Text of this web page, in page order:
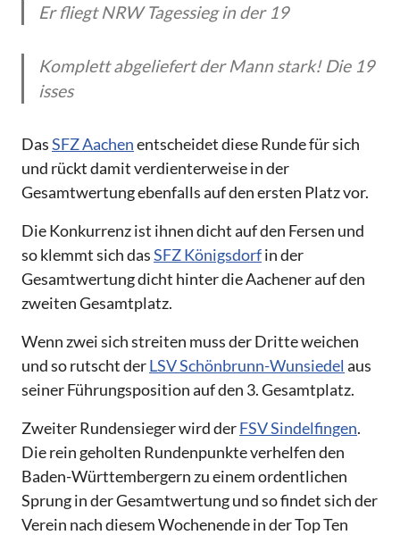
Er fliegt NRW Tagessieg in der 19
Komplett abgeliefert der Mann stark! Die 19
isses
DasSFZ Aachenentscheidet diese Runde für sich
und rückt damit verdienterweise in der
Gesamtwertung ebenfalls auf den ersten Platz vor.
Die Konkurrenz ist ihnen dicht auf den Fersen und
so klemmt sich dasSFZ Königsdorfin der
Gesamtwertung dicht hinter die Aachener auf den
zweiten Gesamtplatz.
Wenn zwei sich streiten muss der Dritte weichen
und so rutscht derLSV Schönbrunn-Wunsiedel aus
seiner Führungsposition auf den 3. Gesamtplatz.
Zweiter Rundensieger wird derFSV Sindelfingen.
Die rein geholten Rundenpunkte verhelfen den
Baden-Württembergern zu einem ordentlichen
Sprung in der Gesamtwertung und so findet sich der
Verein nach diesem Wochenende in der Top Ten